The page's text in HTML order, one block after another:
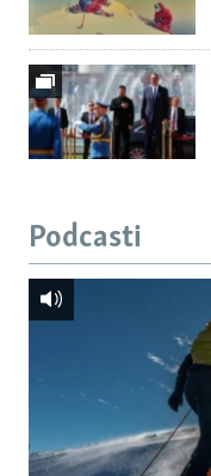
Podcasti